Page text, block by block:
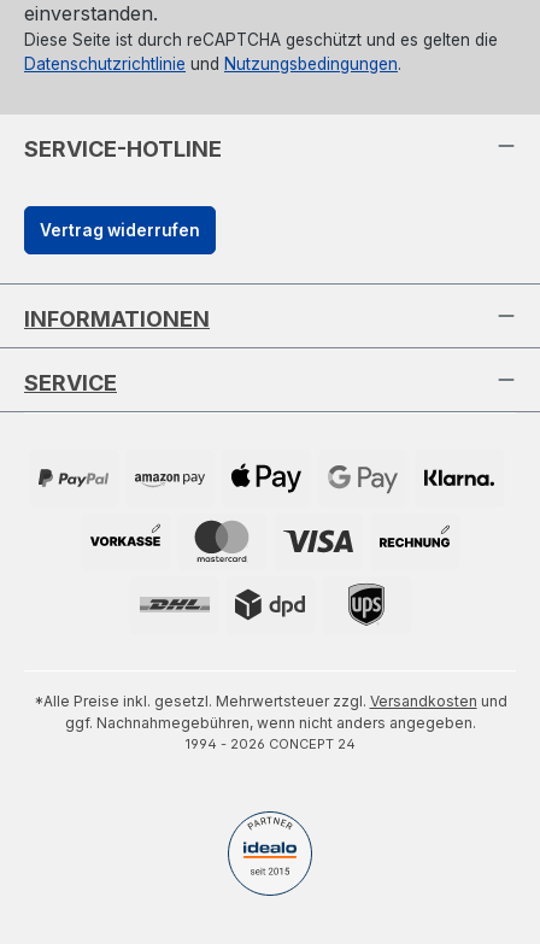
einverstanden.
Diese Seite ist durch reCAPTCHA geschützt und es gelten die
Datenschutzrichtlinie und Nutzungsbedingungen.
SERVICE-HOTLINE
Vertrag widerrufen
INFORMATIONEN
SERVICE
*Alle Preise inkl. gesetzl. Mehrwertsteuer zzgl. Versandkosten und
ggf. Nachnahmegebühren, wenn nicht anders angegeben.
1994 - 2026 CONCEPT 24